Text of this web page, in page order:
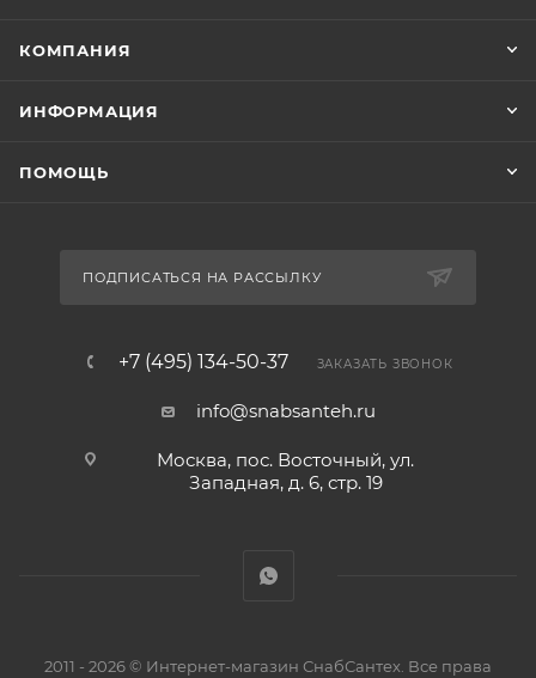
КОМПАНИЯ
ИНФОРМАЦИЯ
ПОМОЩЬ
ПОДПИСАТЬСЯ НА РАССЫЛКУ
+7 (495) 134-50-37 ЗАКАЗАТЬ ЗВОНОК
info@snabsanteh.ru
Москва, пос. Восточный, ул.
Западная, д. 6, стр. 19
2011 - 2026 © Интернет-магазин СнабСантех. Все права